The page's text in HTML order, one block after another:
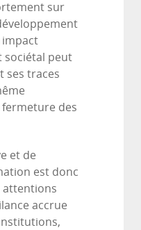
sur
impact
sociétal peut
ses traces
fermeture des
et de
est donc
attentions
accrue